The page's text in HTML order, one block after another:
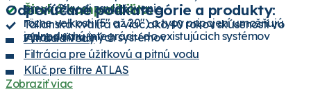
Široká kompatibilita:
rôzne veľkosti (5" až 20") a typy pripojení umožňujú
jednoduchú integráciu do existujúcich systémov
prevádzky aj zavlažovanie
Talianska kvalita a viac ako 40 rokov skúseností vo
výrobe filtračných systémov
Odporúčané podkategórie a produkty:
Filtrácia vody
Filtrácia pre úžitkovú a pitnú vodu
Kľúč pre filtre ATLAS
Sitková filtračná vložka
Zobraziť viac